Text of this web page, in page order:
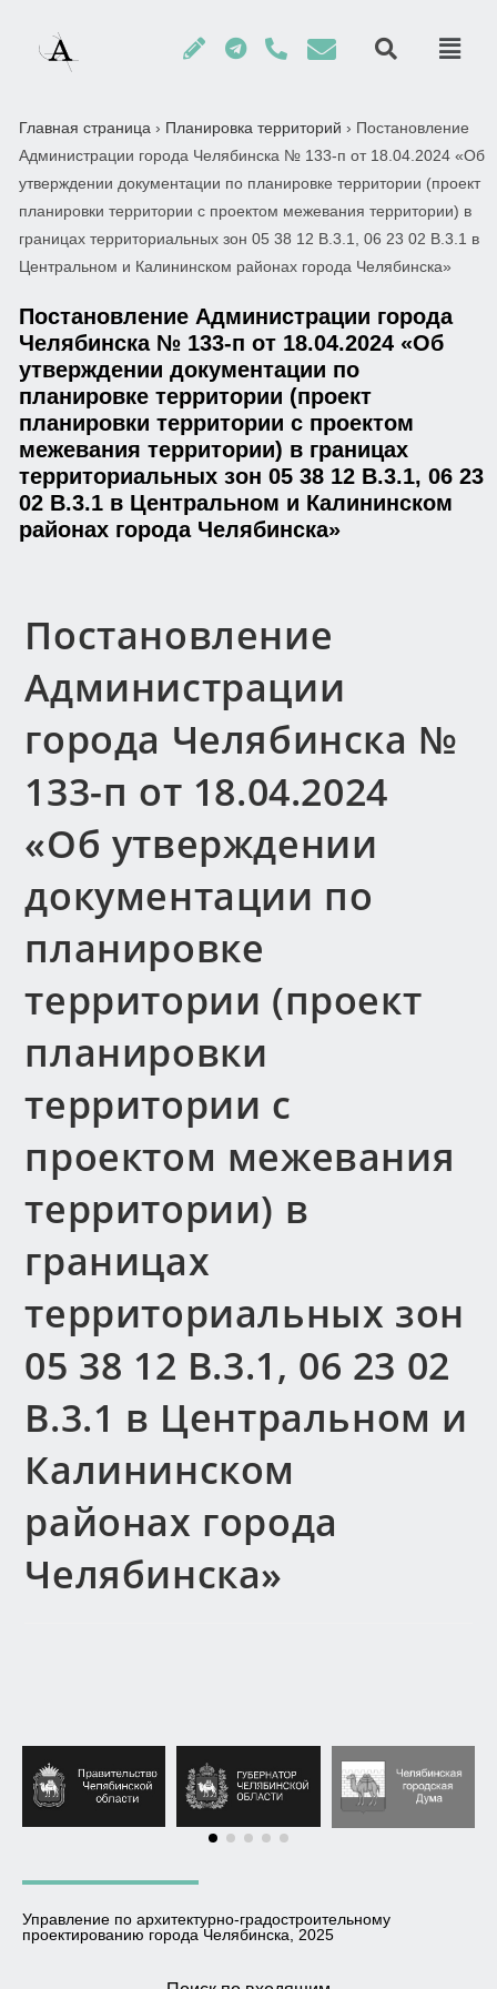
Главная страница › Планировка территорий › Постановление
Администрации города Челябинска № 133-п от 18.04.2024 «Об
утверждении документации по планировке территории (проект
планировки территории с проектом межевания территории) в
границах территориальных зон 05 38 12 В.3.1, 06 23 02 В.3.1 в
Центральном и Калининском районах города Челябинска»
Постановление Администрации города
Челябинска № 133-п от 18.04.2024 «Об
утверждении документации по
планировке территории (проект
планировки территории с проектом
межевания территории) в границах
территориальных зон 05 38 12 В.3.1, 06 23
02 В.3.1 в Центральном и Калининском
районах города Челябинска»
Постановление
Администрации
города Челябинска №
133-п от 18.04.2024
«Об утверждении
документации по
планировке
территории (проект
планировки
территории с
проектом межевания
территории) в
границах
территориальных зон
05 38 12 В.3.1, 06 23 02
В.3.1 в Центральном и
Калининском
районах города
Челябинска»
Управление по архитектурно-градостроительному
проектированию города Челябинска, 2025